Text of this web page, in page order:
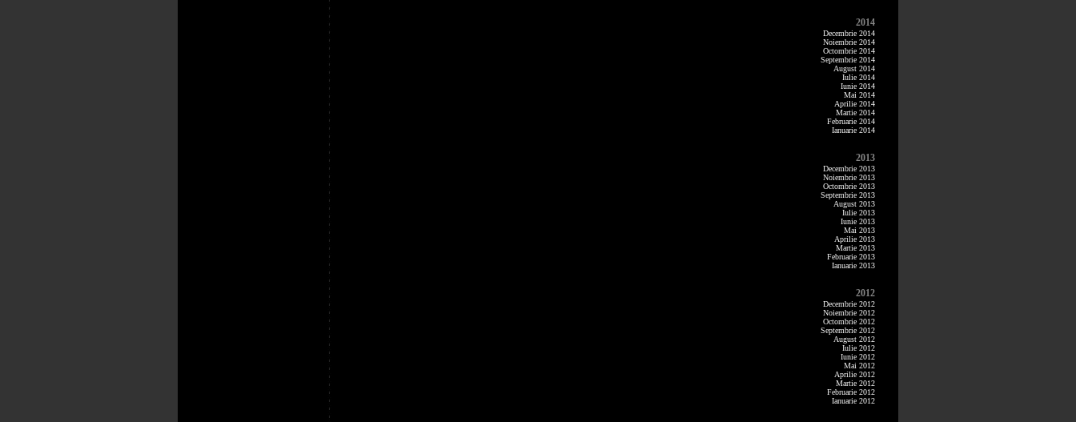
2014
Decembrie 2014
Noiembrie 2014
Octombrie 2014
Septembrie 2014
August 2014
Iulie 2014
Iunie 2014
Mai 2014
Aprilie 2014
Martie 2014
Februarie 2014
Ianuarie 2014
2013
Decembrie 2013
Noiembrie 2013
Octombrie 2013
Septembrie 2013
August 2013
Iulie 2013
Iunie 2013
Mai 2013
Aprilie 2013
Martie 2013
Februarie 2013
Ianuarie 2013
2012
Decembrie 2012
Noiembrie 2012
Octombrie 2012
Septembrie 2012
August 2012
Iulie 2012
Iunie 2012
Mai 2012
Aprilie 2012
Martie 2012
Februarie 2012
Ianuarie 2012